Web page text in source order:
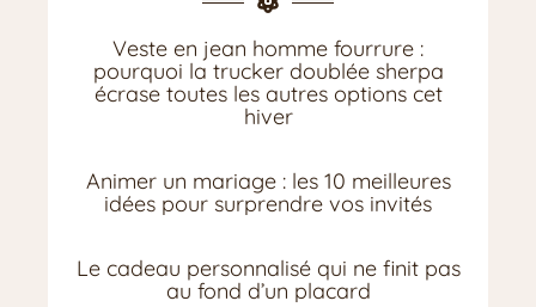
Veste en jean homme fourrure :
pourquoi la trucker doublée sherpa
écrase toutes les autres options cet
hiver
Animer un mariage : les 10 meilleures
idées pour surprendre vos invités
Le cadeau personnalisé qui ne finit pas
au fond d’un placard